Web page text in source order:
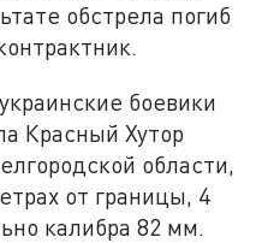
обстрела погиб
боевики
Красный Хутор
области,
от границы, 4
калибра 82 мм.